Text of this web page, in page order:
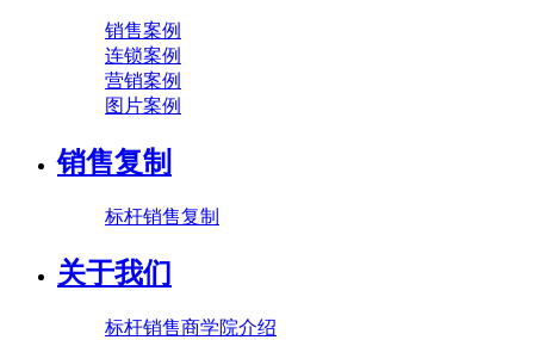
销售案例
连锁案例
营销案例
图片案例
销售复制
标杆销售复制
关于我们
标杆销售商学院介绍